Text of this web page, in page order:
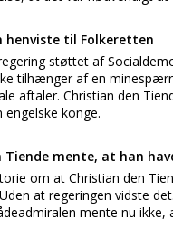
henviste til Folkeretten
støttet af
tilhænger af en
aftaler. Christian den
konge.
Tiende mente, at han
om at Christian den
at regeringen vidste
mente nu